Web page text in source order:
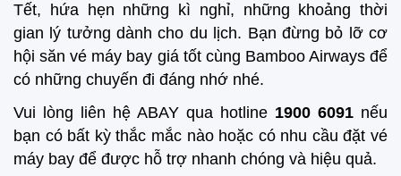
Tết, hứa hẹn những kì nghỉ, những khoảng thời
gian lý tưởng dành cho du lịch. Bạn đừng bỏ lỡ cơ
hội săn vé máy bay giá tốt cùng Bamboo Airways để
có những chuyến đi đáng nhớ nhé.
Vui lòng liên hệ ABAY qua hotline 1900 6091 nếu
bạn có bất kỳ thắc mắc nào hoặc có nhu cầu đặt vé
máy bay để được hỗ trợ nhanh chóng và hiệu quả.